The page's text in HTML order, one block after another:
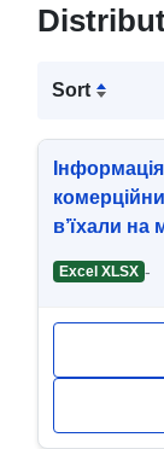
Sort
в’їхали на
Excel XLSX -